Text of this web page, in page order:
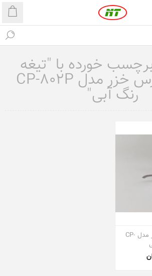
خورده با "تیغه
خردکن پارس خزر مدل CP-802P
رنگ آبی"
تیغه خردکن پارس خزر مدل CP-